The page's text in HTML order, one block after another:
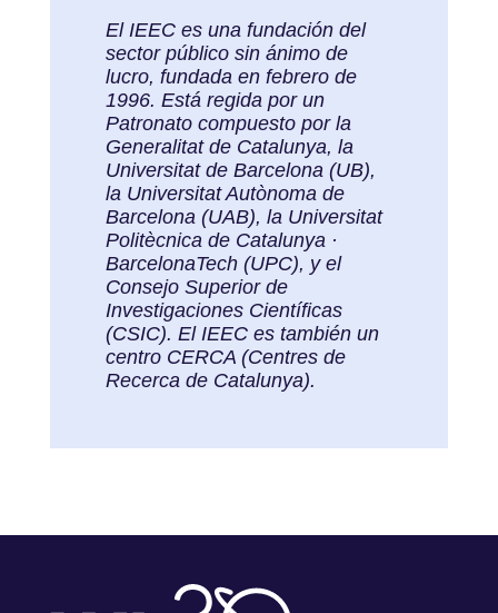
El IEEC es una fundación del
sector público sin ánimo de
lucro, fundada en febrero de
1996. Está regida por un
Patronato compuesto por la
Generalitat de Catalunya, la
Universitat de Barcelona (UB),
la Universitat Autònoma de
Barcelona (UAB), la Universitat
Politècnica de Catalunya ·
BarcelonaTech (UPC), y el
Consejo Superior de
Investigaciones Científicas
(CSIC). El IEEC es también un
centro CERCA (Centres de
Recerca de Catalunya).